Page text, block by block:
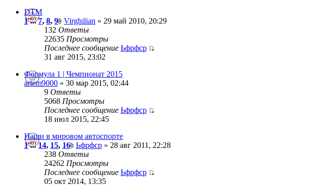
DTM
1...7, 8, 9 Virghilian » 29 май 2010, 20:29
132 Ответы
22635 Просмотры
Последнее сообщение Ьфрфср
31 авг 2015, 23:02
Формула 1 | Чемпионат 2015
artem9000 » 30 мар 2015, 02:44
9 Ответы
5068 Просмотры
Последнее сообщение Ьфрфср
18 июл 2015, 22:45
Наши в мировом автоспорте
1...14, 15, 16 Ьфрфср » 28 авг 2011, 22:28
238 Ответы
24262 Просмотры
Последнее сообщение Ьфрфср
05 окт 2014, 13:35